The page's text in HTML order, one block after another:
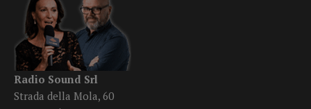
Radio Sound Srl
Strada della Mola, 60